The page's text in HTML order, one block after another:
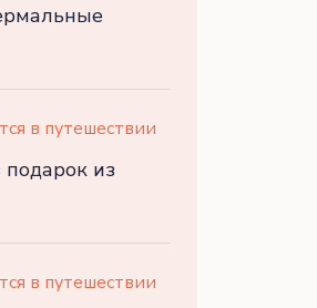
в путешествии
из
в путешествии